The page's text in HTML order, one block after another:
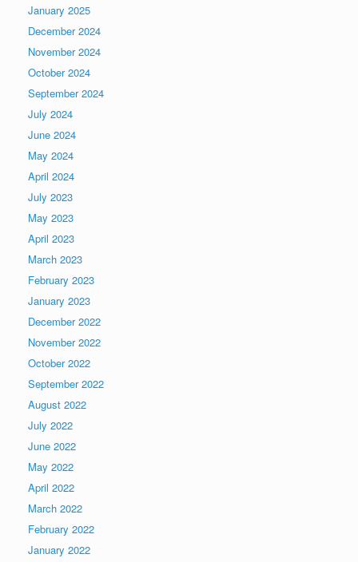
January 2025
December 2024
November 2024
October 2024
September 2024
July 2024
June 2024
May 2024
April 2024
July 2023
May 2023
April 2023
March 2023
February 2023
January 2023
December 2022
November 2022
October 2022
September 2022
August 2022
July 2022
June 2022
May 2022
April 2022
March 2022
February 2022
January 2022